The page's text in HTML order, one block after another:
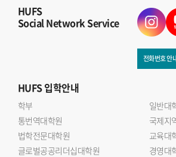
HUFS
Social Network Service
전화번호 안
HUFS입학안내
학부
일반대
통번역대학원
국제지
법학전문대학원
교육대
글로벌공공리더십대학원
경영대